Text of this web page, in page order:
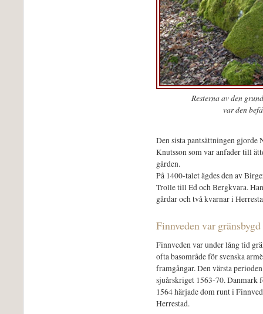
Resterna av den
var den
Den sista pantsättningen
Knutsson som var anfader till
gården.
På 1400-talet ägdes den av
Trolle till Ed och Bergkvara.
gårdar och två kvarnar i
Finnveden var
Finnveden var under lång tid
ofta basområde för svenska
framgångar. Den värsta
sjuårskriget 1563-70. Danmark
1564 härjade dom runt i
Herrestad.